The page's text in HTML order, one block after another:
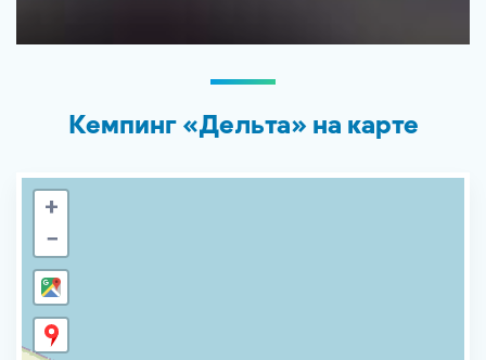
Кемпинг «Дельта» на карте
+
−